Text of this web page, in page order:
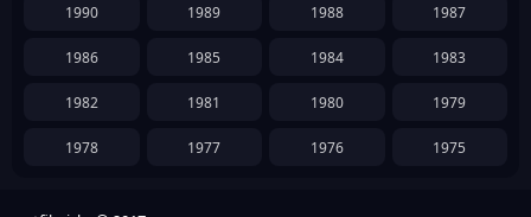
1990 1989 1988 1987
1986 1985 1984 1983
1982 1981 1980 1979
1978 1977 1976 1975